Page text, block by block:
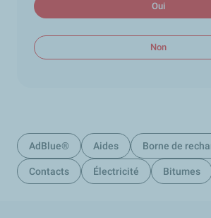
Oui
Non
AdBlue® Aides Borne de
Contacts Électricité Bitumes